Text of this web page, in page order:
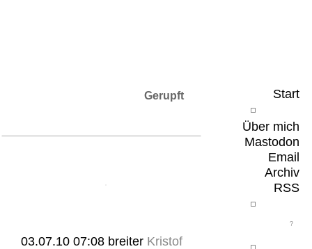
Start
Über mich
Mastodon
Email
Archiv
RSS
Gerupft
03.07.10 07:08 breiter Kristof